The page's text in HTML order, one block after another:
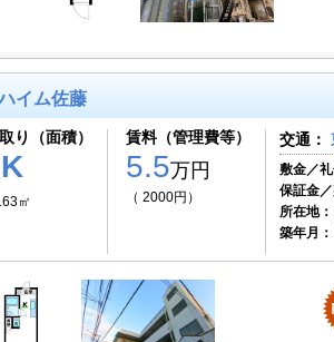
イム佐藤
り（面積）
㎡
賃料（管理費等）
5.5万円
（ 2000円）
交通：
敷金／礼
保証金
所在地：
築年月：